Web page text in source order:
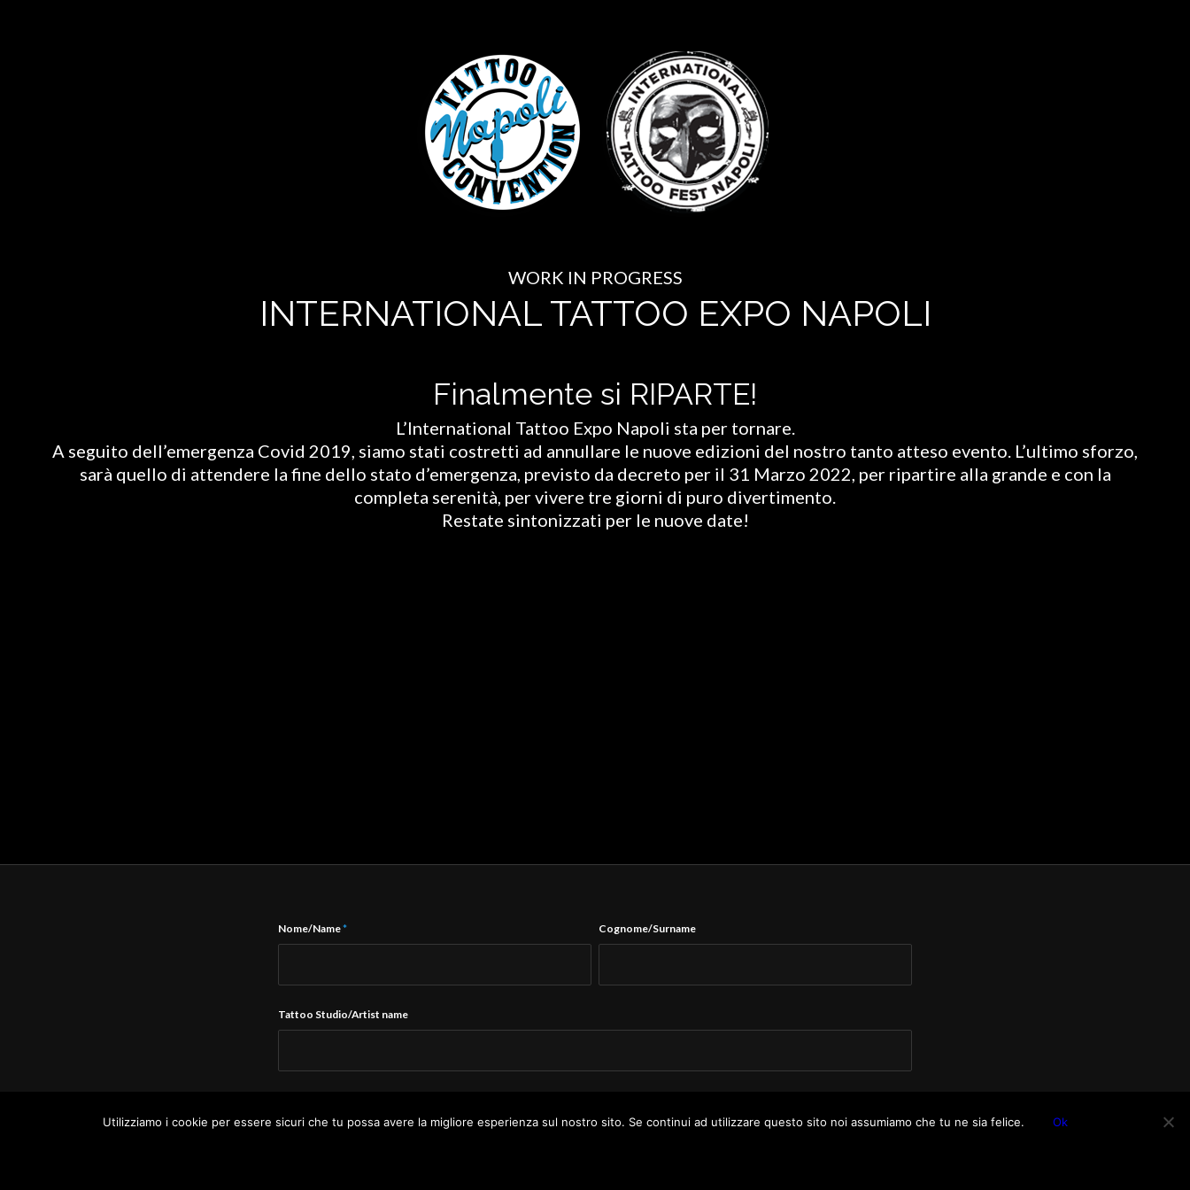
WORK IN PROGRESS
INTERNATIONAL TATTOO EXPO NAPOLI
Finalmente si RIPARTE!
L’International Tattoo Expo Napoli sta per tornare.
A seguito dell’emergenza Covid 2019, siamo stati costretti ad annullare le nuove edizioni del nostro tanto atteso evento. L’ultimo sforzo,
sarà quello di attendere la fine dello stato d’emergenza, previsto da decreto per il 31 Marzo 2022, per ripartire alla grande e con la
completa serenità, per vivere tre giorni di puro divertimento.
Restate sintonizzati per le nuove date!
Nome/Name* Cognome/Surname
Tattoo Studio/Artist name
Utilizziamo i cookie per essere sicuri che tu possa avere la migliore esperienza sul nostro sito. Se continui ad utilizzare questo sito noi assumiamo che tu ne sia felice. Ok